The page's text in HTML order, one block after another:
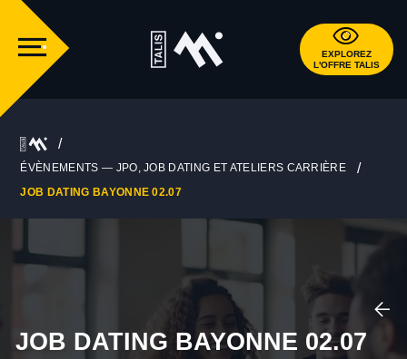
EXPLOREZ
L'OFFRE TALIS
ÉVÈNEMENTS — JPO, JOB DATING ET ATELIERS CARRIÈRE
JOB DATING BAYONNE 02.07
JOB DATING BAYONNE 02.07